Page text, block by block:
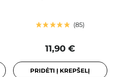
85
11,90 €
PRIDĖTI Į KREPŠELĮ